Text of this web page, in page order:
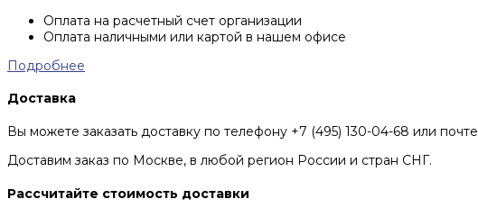
Оплата на расчетный счет организации
Оплата наличными или картой в нашем офисе
Подробнее
Доставка
Вы можете заказать доставку по телефону +7 (495) 130-04-68 или почте
Доставим заказ по Москве, в любой регион России и стран СНГ.
Рассчитайте стоимость доставки